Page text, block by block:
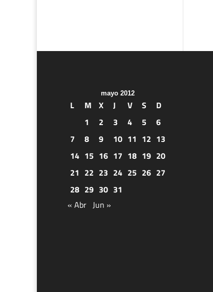
mayo 2012
L M X J V S
D
1
2 3 4 5
6
7
8 9 10 11 12 13
14 15 16 17 18 19 20
21 22 23 24 25 26 27
28 29 30 31
« Abr Jun »